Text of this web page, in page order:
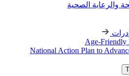
والرعاية الصحية
Age-Friendly
National Action Plan to